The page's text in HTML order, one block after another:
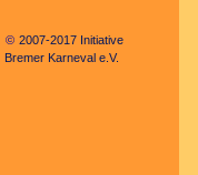
© 2007-2017 Initiative
Bremer Karneval e.V.